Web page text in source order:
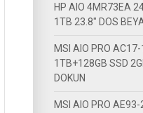
HP AIO 4MR73EA
1TB 23.8″ DOS
MSI AIO PRO
1TB+128GB SSD
DOKUN
MSI AIO PRO